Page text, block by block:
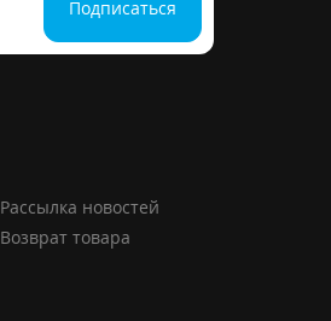
Подписаться
Рассылка новостей
Возврат товара